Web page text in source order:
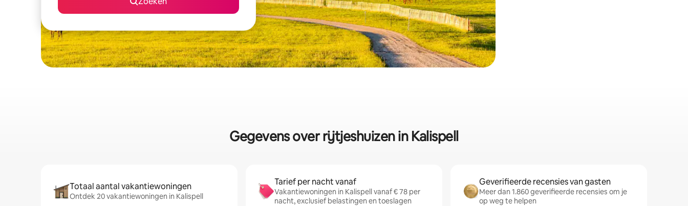
Gegevens over rijtjeshuizen in Kalispell
Totaal aantal vakantiewoningen
Ontdek 20 vakantiewoningen in Kalispell
Tarief per nacht vanaf
Vakantiewoningen in Kalispell vanaf € 78 per
nacht, exclusief belastingen en toeslagen
Geverifieerde recensies van gasten
Meer dan 1.860 geverifieerde recensies om je
op weg te helpen